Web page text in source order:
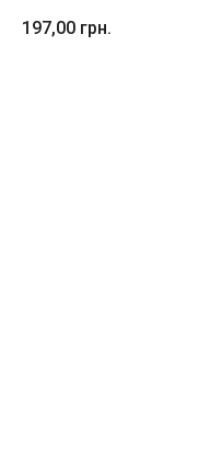
197,00 грн.